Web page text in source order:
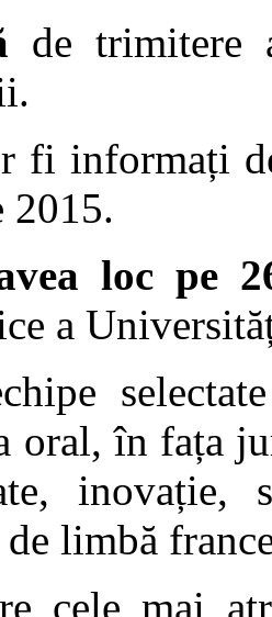
de trimitere
fi informați
2015.
loc pe
a
oral, în fața
inovație,
limbă
cele mai